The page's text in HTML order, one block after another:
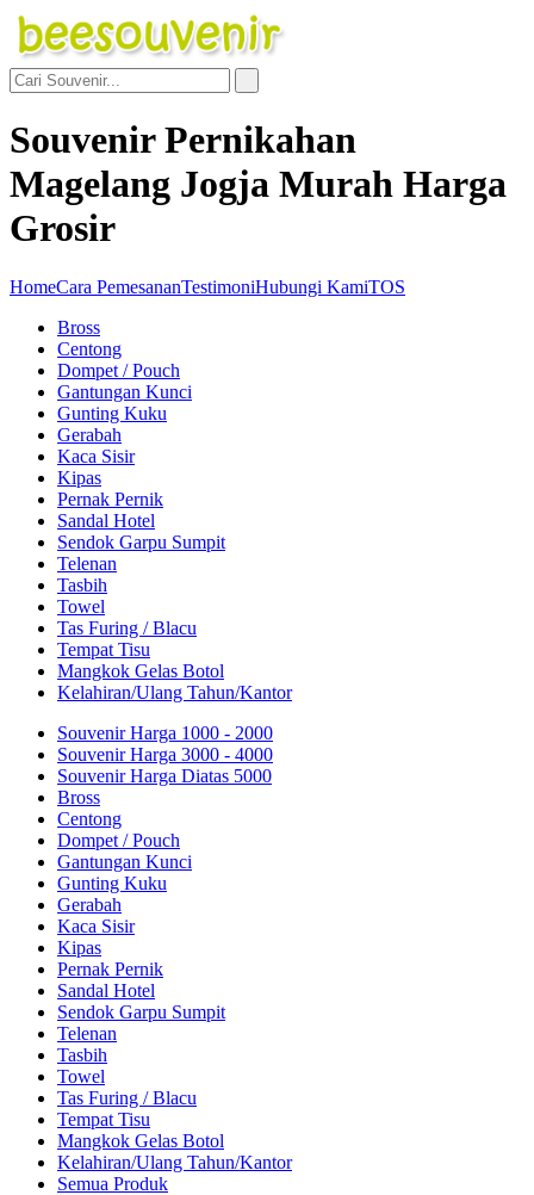
Souvenir Pernikahan
Magelang Jogja Murah Harga
Grosir
HomeCara PemesananTestimoniHubungi KamiTOS
Bross
Centong
Dompet / Pouch
Gantungan Kunci
Gunting Kuku
Gerabah
Kaca Sisir
Kipas
Pernak Pernik
Sandal Hotel
Sendok Garpu Sumpit
Telenan
Tasbih
Towel
Tas Furing / Blacu
Tempat Tisu
Mangkok Gelas Botol
Kelahiran/Ulang Tahun/Kantor
Souvenir Harga 1000 - 2000
Souvenir Harga 3000 - 4000
Souvenir Harga Diatas 5000
Bross
Centong
Dompet / Pouch
Gantungan Kunci
Gunting Kuku
Gerabah
Kaca Sisir
Kipas
Pernak Pernik
Sandal Hotel
Sendok Garpu Sumpit
Telenan
Tasbih
Towel
Tas Furing / Blacu
Tempat Tisu
Mangkok Gelas Botol
Kelahiran/Ulang Tahun/Kantor
Semua Produk